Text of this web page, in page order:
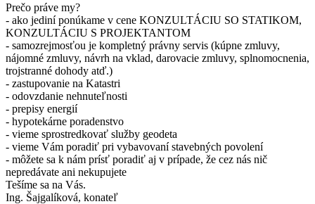
Prečo práve my?
- ako jediní ponúkame v cene KONZULTÁCIU SO STATIKOM,
KONZULTÁCIU S PROJEKTANTOM
- samozrejmosťou je kompletný právny servis (kúpne zmluvy,
nájomné zmluvy, návrh na vklad, darovacie zmluvy, splnomocnenia,
trojstranné dohody atď.)
- zastupovanie na Katastri
- odovzdanie nehnuteľnosti
- prepisy energií
- hypotekárne poradenstvo
- vieme sprostredkovať služby geodeta
- vieme Vám poradiť pri vybavovaní stavebných povolení
- môžete sa k nám prísť poradiť aj v prípade, že cez nás nič
nepredávate ani nekupujete
Tešíme sa na Vás.
Ing. Šajgalíková, konateľ